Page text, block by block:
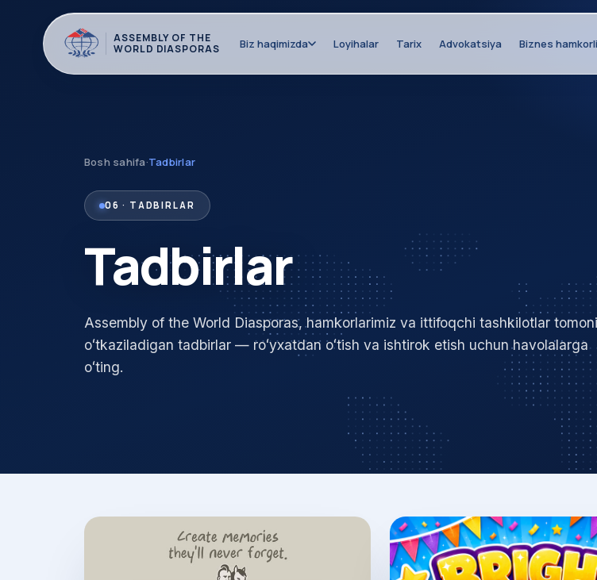
ASSEMBLY OF THE
WORLD DIASPORAS
Biz haqimizda Loyihalar Tarix Advokatsiya Biznes
Bosh sahifa·Tadbirlar
06 · TADBIRLAR
Tadbirlar
Assembly of the World Diasporas, hamkorlarimiz va ittifoqchi tashkilotlar
oʻtkaziladigan tadbirlar — roʻyxatdan oʻtish va ishtirok etish uchun havolalarga
oʻting.